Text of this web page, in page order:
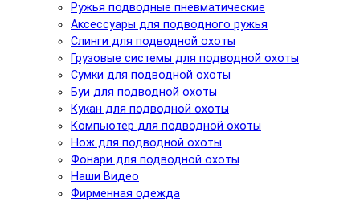
Ружья подводные пневматические
Аксессуары для подводного ружья
Слинги для подводной охоты
Грузовые системы для подводной охоты
Сумки для подводной охоты
Буи для подводной охоты
Кукан для подводной охоты
Компьютер для подводной охоты
Нож для подводной охоты
Фонари для подводной охоты
Наши Видео
Фирменная одежда